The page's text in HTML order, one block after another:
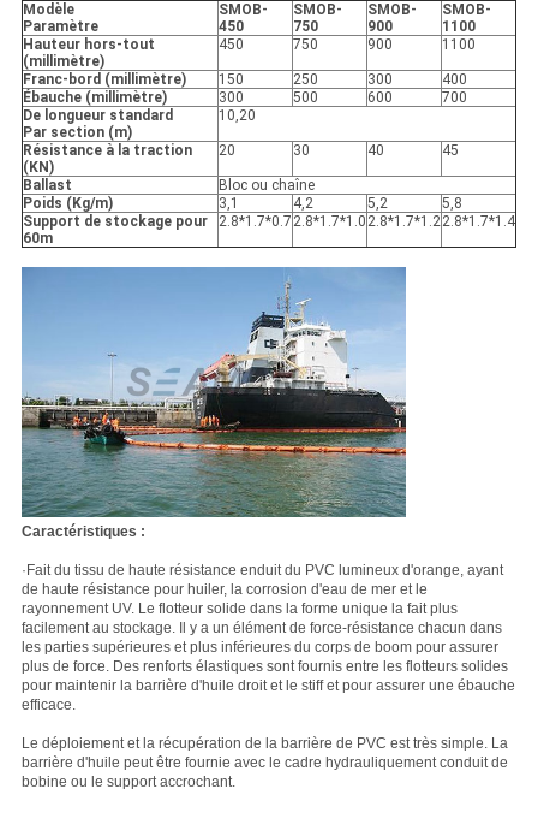
Modèle
Paramètre
SMOB-
450
SMOB-
750
SMOB-
900
SMOB-
1100
Hauteur hors-tout
(millimètre)
450 750 900 1100
Franc-bord (millimètre) 150 250 300
400
Ébauche (millimètre)
300 500 600
700
De longueur standard
Par section (m)
10,20
Résistance à la traction
(KN)
20 30 40 45
Ballast
Bloc ou chaîne
Poids (Kg/m)
3,1 4,2 5,2
5,8
Support de stockage pour
60m
2.8*1.7*0.7 2.8*1.7*1.0 2.8*1.7*1.22.8*1.7*1.4
Caractéristiques :
·Fait du tissu de haute résistance enduit du PVC lumineux d'orange, ayant
de haute résistance pour huiler, la corrosion d'eau de mer et le
rayonnement UV. Le flotteur solide dans la forme unique la fait plus
facilement au stockage. Il y a un élément de force-résistance chacun dans
les parties supérieures et plus inférieures du corps de boom pour assurer
plus de force. Des renforts élastiques sont fournis entre les flotteurs solides
pour maintenir la barrière d'huile droit et le stiff et pour assurer une ébauche
efficace.
Le déploiement et la récupération de la barrière de PVC est très simple. La
barrière d'huile peut être fournie avec le cadre hydrauliquement conduit de
bobine ou le support accrochant.